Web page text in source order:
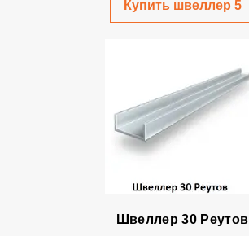
Купить швеллер 5
Швеллер 30 Реутов